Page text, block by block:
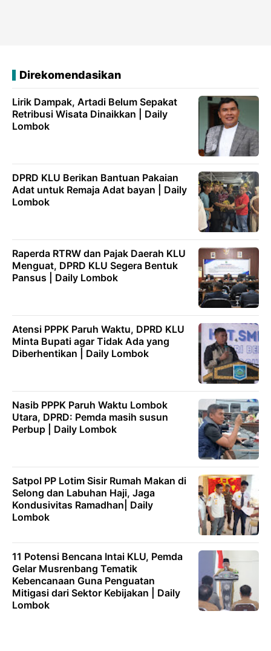
Direkomendasikan
Lirik Dampak, Artadi Belum Sepakat
Retribusi Wisata Dinaikkan | Daily
Lombok
DPRD KLU Berikan Bantuan Pakaian
Adat untuk Remaja Adat bayan | Daily
Lombok
Raperda RTRW dan Pajak Daerah KLU
Menguat, DPRD KLU Segera Bentuk
Pansus | Daily Lombok
Atensi PPPK Paruh Waktu, DPRD KLU
Minta Bupati agar Tidak Ada yang
Diberhentikan | Daily Lombok
Nasib PPPK Paruh Waktu Lombok
Utara, DPRD: Pemda masih susun
Perbup | Daily Lombok
Satpol PP Lotim Sisir Rumah Makan di
Selong dan Labuhan Haji, Jaga
Kondusivitas Ramadhan| Daily
Lombok
11 Potensi Bencana Intai KLU, Pemda
Gelar Musrenbang Tematik
Kebencanaan Guna Penguatan
Mitigasi dari Sektor Kebijakan | Daily
Lombok